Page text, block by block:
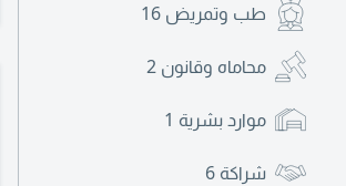
طب وتمريض 16
محاماه وقانون 2
موارد بشرية 1
شراكة 6